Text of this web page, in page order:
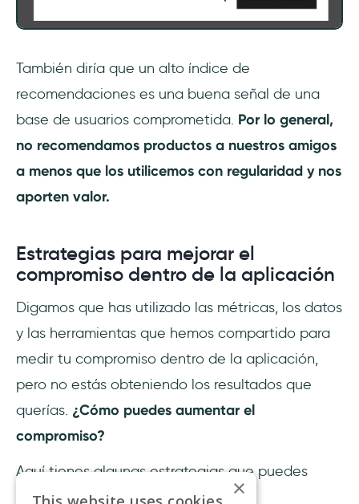
También diría que un alto índice de
recomendaciones es una buena señal de una
base de usuarios comprometida. Por lo general,
no recomendamos productos a nuestros amigos
a menos que los utilicemos con regularidad y nos
aporten valor.
Estrategias para mejorar el
compromiso dentro de la aplicación
Digamos que has utilizado las métricas, los datos
y las herramientas que hemos compartido para
medir tu compromiso dentro de la aplicación,
pero no estás obteniendo los resultados que
querías. ¿Cómo puedes aumentar el
compromiso?
Aquí tienes algunas estrategias que puedes
probar.
×